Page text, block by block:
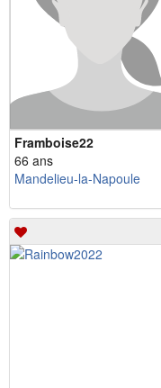
Framboise22
66 ans
Mandelieu-la-Napoule